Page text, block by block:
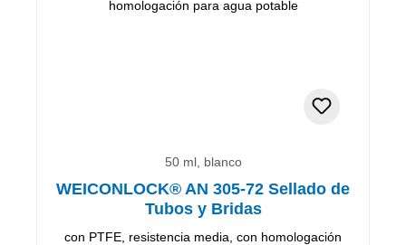
50 ml, blanco
WEICONLOCK® AN 305-72 Sellado de
Tubos y Bridas
con PTFE, resistencia media, con homologación